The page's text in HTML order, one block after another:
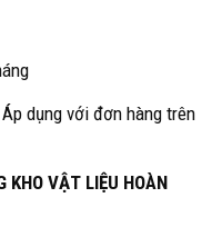
dụng với đơn hàng trên
KHO VẬT LIỆU HOÀN